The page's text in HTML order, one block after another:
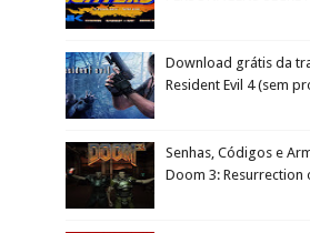
Download grátis da
Resident Evil 4 (sem
Senhas, Códigos e
Doom 3: Resurrection